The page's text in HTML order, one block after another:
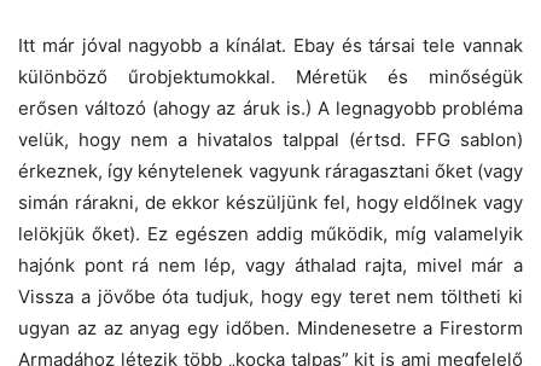
Itt már jóval nagyobb a kínálat. Ebay és társai tele vannak
különböző űrobjektumokkal. Méretük és minőségük
erősen változó (ahogy az áruk is.) A legnagyobb probléma
velük, hogy nem a hivatalos talppal (értsd. FFG sablon)
érkeznek, így kénytelenek vagyunk ráragasztani őket (vagy
simán rárakni, de ekkor készüljünk fel, hogy eldőlnek vagy
lelökjük őket). Ez egészen addig működik, míg valamelyik
hajónk pont rá nem lép, vagy áthalad rajta, mivel már a
Vissza a jövőbe óta tudjuk, hogy egy teret nem töltheti ki
ugyan az az anyag egy időben. Mindenesetre a Firestorm
Armadához létezik több „kocka talpas” kit is ami megfelelő